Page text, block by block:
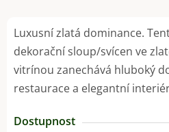
Luxusní zlatá dominance.
dekorační sloup/svícen ve
vitrínou zanechává hluboký
restaurace a elegantní
Dostupnost